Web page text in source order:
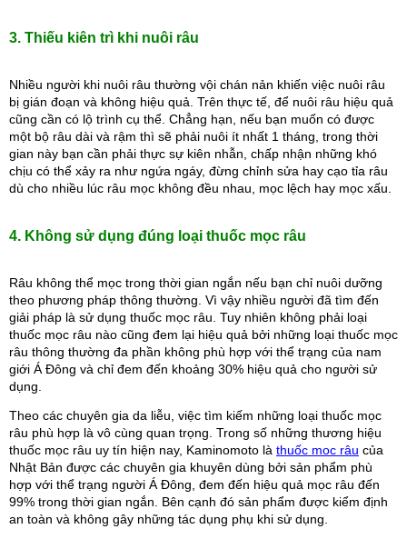
3. Thiếu kiên trì khi nuôi râu
Nhiều người khi nuôi râu thường vội chán nản khiến việc nuôi râu
bị gián đoạn và không hiệu quả. Trên thực tế, để nuôi râu hiệu quả
cũng cần có lộ trình cụ thể. Chẳng hạn, nếu bạn muốn có được
một bộ râu dài và rậm thì sẽ phải nuôi ít nhất 1 tháng, trong thời
gian này bạn cần phải thực sự kiên nhẫn, chấp nhận những khó
chịu có thể xảy ra như ngứa ngáy, đừng chỉnh sửa hay cạo tỉa râu
dù cho nhiều lúc râu mọc không đều nhau, mọc lệch hay mọc xấu.
4. Không sử dụng đúng loại thuốc mọc râu
Râu không thể mọc trong thời gian ngắn nếu bạn chỉ nuôi dưỡng
theo phương pháp thông thường. Vì vậy nhiều người đã tìm đến
giải pháp là sử dụng thuốc mọc râu. Tuy nhiên không phải loại
thuốc mọc râu nào cũng đem lại hiệu quả bởi những loại thuốc mọc
râu thông thường đa phần không phù hợp với thể trạng của nam
giới Á Đông và chỉ đem đến khoảng 30% hiệu quả cho người sử
dụng.
Theo các chuyên gia da liễu, việc tìm kiếm những loại thuốc mọc
râu phù hợp là vô cùng quan trọng. Trong số những thương hiệu
thuốc mọc râu uy tín hiện nay, Kaminomoto là thuốc mọc râu của
Nhật Bản được các chuyên gia khuyên dùng bởi sản phẩm phù
hợp với thể trạng người Á Đông, đem đến hiệu quả mọc râu đến
99% trong thời gian ngắn. Bên cạnh đó sản phẩm được kiểm định
an toàn và không gây những tác dụng phụ khi sử dụng.